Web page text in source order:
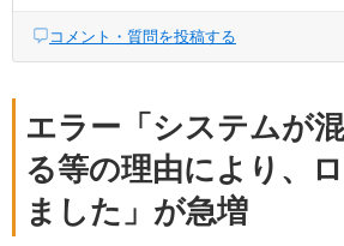
コメント・質問を投稿する
エラー「システムが
る等の理由により、
ました」が急増